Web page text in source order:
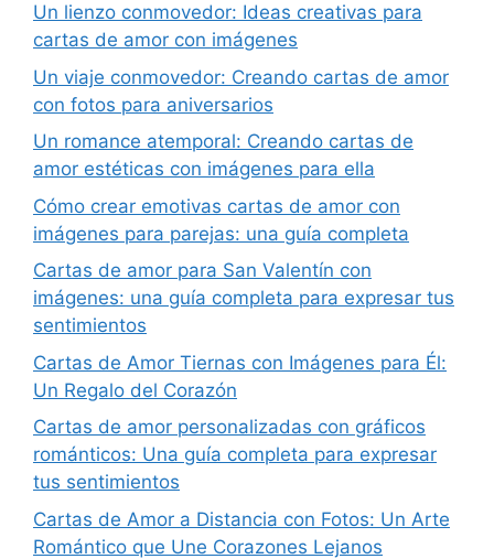
Un lienzo conmovedor: Ideas creativas para
cartas de amor con imágenes
Un viaje conmovedor: Creando cartas de amor
con fotos para aniversarios
Un romance atemporal: Creando cartas de
amor estéticas con imágenes para ella
Cómo crear emotivas cartas de amor con
imágenes para parejas: una guía completa
Cartas de amor para San Valentín con
imágenes: una guía completa para expresar tus
sentimientos
Cartas de Amor Tiernas con Imágenes para Él:
Un Regalo del Corazón
Cartas de amor personalizadas con gráficos
románticos: Una guía completa para expresar
tus sentimientos
Cartas de Amor a Distancia con Fotos: Un Arte
Romántico que Une Corazones Lejanos